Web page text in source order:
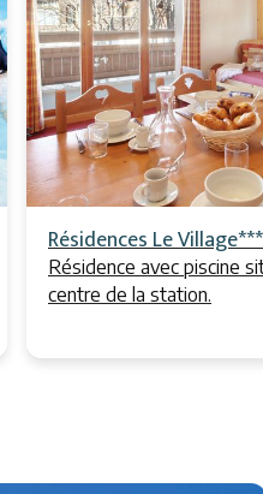
Résidences Le
Résidence avec piscine
centre de la station.